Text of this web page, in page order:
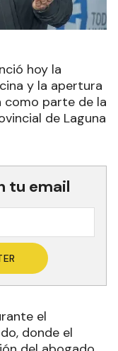
hoy la
y la apertura
como parte de la
de Laguna
tu email
el
donde el